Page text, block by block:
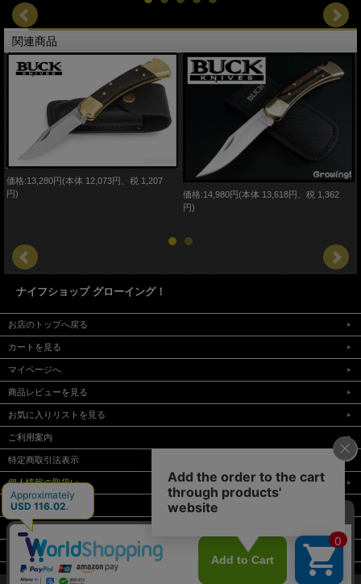
関連商品
価格:13,280円(本体 12,073円、税 1,207
円)
価格:14,980円(本体 13,618円、税 1,362
円)
ナイフショップ グローイング！
お店のトップへ戻る
カートを見る
マイページへ
商品レビューを見る
お気に入りリストを見る
ご利用案内
特定商取引法表示
個人情報の取扱い
サイトマップ
メルマガ登録
お問い合わせ